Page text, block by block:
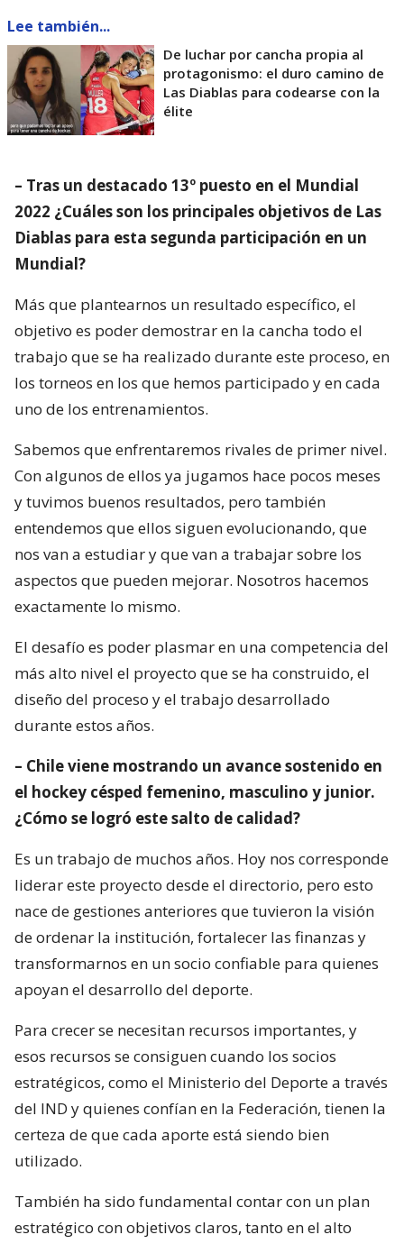
Lee también...
De luchar por cancha propia al
protagonismo: el duro camino de
Las Diablas para codearse con la
élite
– Tras un destacado 13º puesto en el Mundial
2022 ¿Cuáles son los principales objetivos de Las
Diablas para esta segunda participación en un
Mundial?
Más que plantearnos un resultado específico, el
objetivo es poder demostrar en la cancha todo el
trabajo que se ha realizado durante este proceso, en
los torneos en los que hemos participado y en cada
uno de los entrenamientos.
Sabemos que enfrentaremos rivales de primer nivel.
Con algunos de ellos ya jugamos hace pocos meses
y tuvimos buenos resultados, pero también
entendemos que ellos siguen evolucionando, que
nos van a estudiar y que van a trabajar sobre los
aspectos que pueden mejorar. Nosotros hacemos
exactamente lo mismo.
El desafío es poder plasmar en una competencia del
más alto nivel el proyecto que se ha construido, el
diseño del proceso y el trabajo desarrollado
durante estos años.
– Chile viene mostrando un avance sostenido en
el hockey césped femenino, masculino y junior.
¿Cómo se logró este salto de calidad?
Es un trabajo de muchos años. Hoy nos corresponde
liderar este proyecto desde el directorio, pero esto
nace de gestiones anteriores que tuvieron la visión
de ordenar la institución, fortalecer las finanzas y
transformarnos en un socio confiable para quienes
apoyan el desarrollo del deporte.
Para crecer se necesitan recursos importantes, y
esos recursos se consiguen cuando los socios
estratégicos, como el Ministerio del Deporte a través
del IND y quienes confían en la Federación, tienen la
certeza de que cada aporte está siendo bien
utilizado.
También ha sido fundamental contar con un plan
estratégico con objetivos claros, tanto en el alto